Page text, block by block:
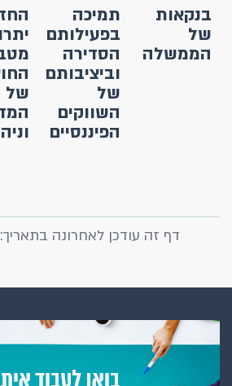
בנקאות
של
הממשלה
תמיכה
בפעילותם
הסדירה
וביציבותם
של
השווקים
הפיננסיים
של
דף זה עודכן לאחרונה בתאריך: 06/05/2025